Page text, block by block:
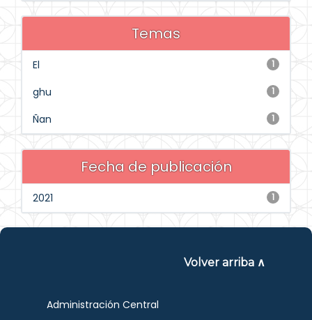
Temas
1
El
1
ghu
1
Ñan
Fecha de publicación
1
2021
Volver arriba ∧
Administración Central